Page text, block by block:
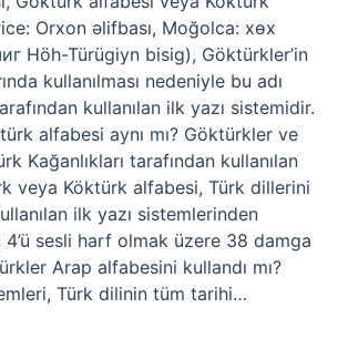
Orxon əlifbası, Moğolca: хөх
Höh-Türügiyn bisig), Göktürkler’in
kullanılması nedeniyle bu adı
kullanılan ilk yazı sistemidir.
alfabesi aynı mı? Göktürkler ve
Kağanlıkları tarafından kullanılan
veya Köktürk alfabesi, Türk dillerini
ilk yazı sistemlerinden
sesli harf olmak üzere 38 damga
Arap alfabesini kullandı mı?
Türk dilinin tüm tarihi…